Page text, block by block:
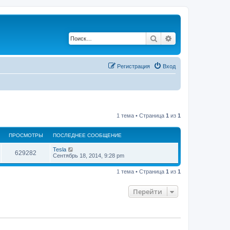
Поиск
Вход
Регистрация
1 тема • Страница 1 из 1
ПРОСМОТРЫ ПОСЛЕДНЕЕ СООБЩЕНИЕ
629282
р
о
П
о
л
о
Tesla
Сентябрь 18, 2014, 9:28 pm
1 тема • Страница 1 из 1
Перейти